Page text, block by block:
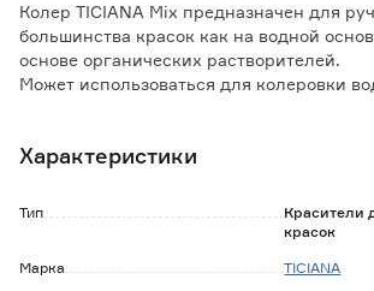
Колер TICIANA Mix предназначен для
большинства красок как на водной
основе органических растворителей.
Может использоваться для колеровки
Особенности и преимущества:
- светостойкий;
- время высыхания при декоративной
Характеристики
Тип
Красители
красок
Марка
TICIANA